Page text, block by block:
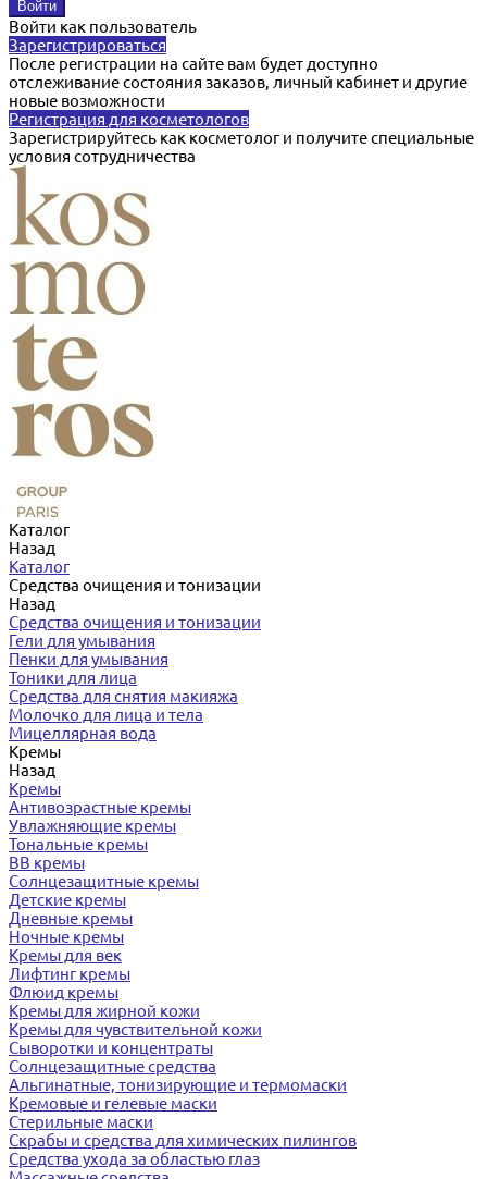
Войти как пользователь
Зарегистрироваться
После регистрации на сайте вам будет доступно
отслеживание состояния заказов, личный кабинет и другие
новые возможности
Регистрация для косметологов
Зарегистрируйтесь как косметолог и получите специальные
условия сотрудничества
Каталог
Назад
Каталог
Средства очищения и тонизации
Назад
Средства очищения и тонизации
Гели для умывания
Пенки для умывания
Тоники для лица
Средства для снятия макияжа
Молочко для лица и тела
Мицеллярная вода
Кремы
Назад
Кремы
Антивозрастные кремы
Увлажняющие кремы
Тональные кремы
BB кремы
Солнцезащитные кремы
Детские кремы
Дневные кремы
Ночные кремы
Кремы для век
Лифтинг кремы
Флюид кремы
Кремы для жирной кожи
Кремы для чувствительной кожи
Сыворотки и концентраты
Солнцезащитные средства
Альгинатные, тонизирующие и термомаски
Кремовые и гелевые маски
Стерильные маски
Скрабы и средства для химических пилингов
Средства ухода за областью глаз